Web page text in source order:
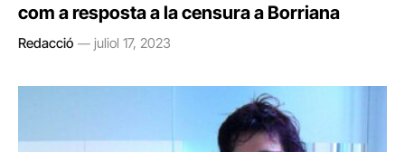
com a resposta a la censura a Borriana
Redacció juliol 17, 2023